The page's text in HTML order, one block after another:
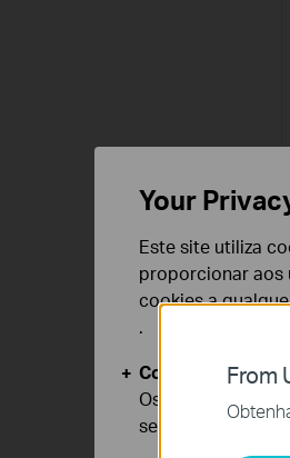
From
Your
Este site utiliza
proporcionar aos
cookies a
.
Cookies Básicos
Os cookies são
seus sistemas.